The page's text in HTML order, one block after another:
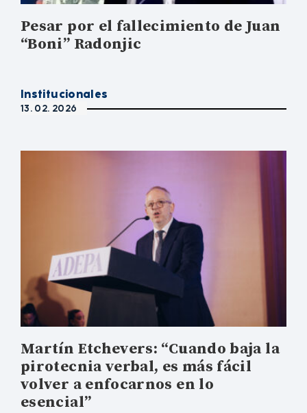
Pesar por el fallecimiento de Juan
“Boni” Radonjic
Institucionales
13. 02. 2026
Martín Etchevers: “Cuando baja la
pirotecnia verbal, es más fácil
volver a enfocarnos en lo
esencial”